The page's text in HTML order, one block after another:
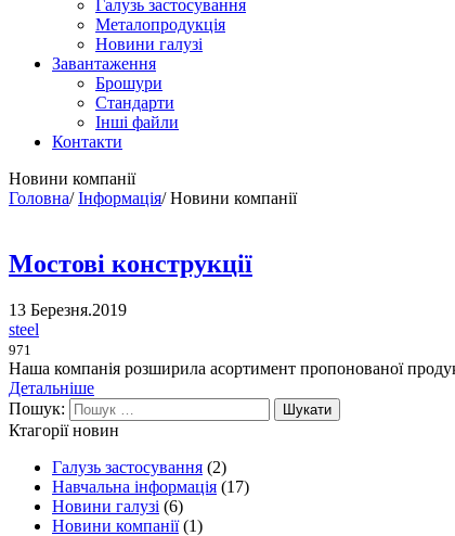
Галузь застосування
Металопродукція
Новини галузі
Завантаження
Брошури
Стандарти
Інші файли
Контакти
Новини компанії
Головна/ Інформація/ Новини компанії
Мостові конструкції
13 Березня.2019
steel
971
Наша компанія розширила асортимент пропонованої
Детальніше
Пошук:
Ктагорії новин
Галузь застосування (2)
Навчальна інформація (17)
Новини галузі (6)
Новини компанії(1)